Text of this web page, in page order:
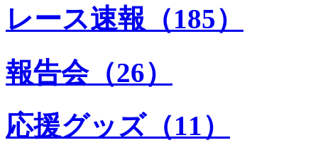
レース速報（185）
報告会（26）
応援グッズ（11）